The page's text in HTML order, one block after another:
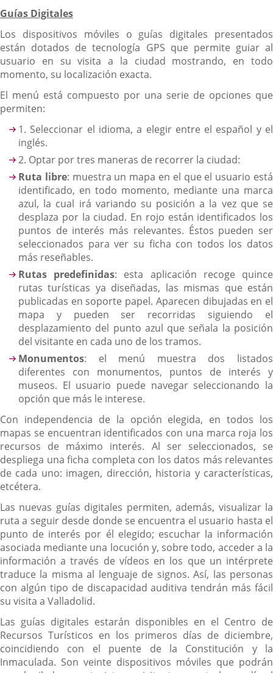
Guías Digitales
Los dispositivos móviles o guías digitales presentados
están dotados de tecnología GPS que permite guiar al
usuario en su visita a la ciudad mostrando, en todo
momento, su localización exacta.
El menú está compuesto por una serie de opciones que
permiten:
1. Seleccionar el idioma, a elegir entre el español y el
inglés.
2. Optar por tres maneras de recorrer la ciudad:
Ruta libre: muestra un mapa en el que el usuario está
identificado, en todo momento, mediante una marca
azul, la cual irá variando su posición a la vez que se
desplaza por la ciudad. En rojo están identificados los
puntos de interés más relevantes. Éstos pueden ser
seleccionados para ver su ficha con todos los datos
más reseñables.
Rutas predefinidas: esta aplicación recoge quince
rutas turísticas ya diseñadas, las mismas que están
publicadas en soporte papel. Aparecen dibujadas en el
mapa y pueden ser recorridas siguiendo el
desplazamiento del punto azul que señala la posición
del visitante en cada uno de los tramos.
Monumentos: el menú muestra dos listados
diferentes con monumentos, puntos de interés y
museos. El usuario puede navegar seleccionando la
opción que más le interese.
Con independencia de la opción elegida, en todos los
mapas se encuentran identificados con una marca roja los
recursos de máximo interés. Al ser seleccionados, se
despliega una ficha completa con los datos más relevantes
de cada uno: imagen, dirección, historia y características,
etcétera.
Las nuevas guías digitales permiten, además, visualizar la
ruta a seguir desde donde se encuentra el usuario hasta el
punto de interés por él elegido; escuchar la información
asociada mediante una locución y, sobre todo, acceder a la
información a través de vídeos en los que un intérprete
traduce la misma al lenguaje de signos. Así, las personas
con algún tipo de discapacidad auditiva tendrán más fácil
su visita a Valladolid.
Las guías digitales estarán disponibles en el Centro de
Recursos Turísticos en los primeros días de diciembre,
coincidiendo con el puente de la Constitución y la
Inmaculada. Son veinte dispositivos móviles que podrán